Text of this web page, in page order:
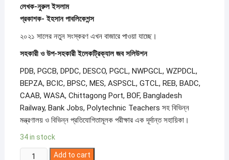
লেখক-নুরুল ইসলাম
প্রকাশক- ইহসান পাবলিকেশন্স
২০২১ সালের নতুন সংস্করণ এখন বাজারে পাওয়া যাচ্ছে।
সহকারী ও উপ-সহকারী ইলেকট্রিক্যাল জব সলিউশন
PDB, PGCB, DPDC, DESCO, PGCL, NWPGCL, WZPDCL,
BEPZA, BCIC, BPSC, MES, ASPSCL, GTCL, REB, BADC,
CAAB, WASA, Chittagong Port, BOF, Bangladesh
Railway, Bank Jobs, Polytechnic Teachers সহ বিভিন্ন
মন্ত্রণালয় ও বিভিন্ন প্রতিযোগিতামূলক পরীক্ষার এক দূর্দান্ত সহায়িকা।
34 in stock
Current
Add to cart